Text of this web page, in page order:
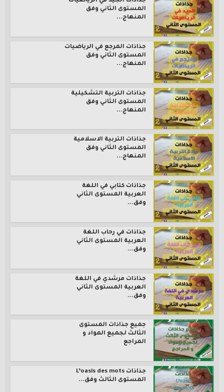
المستوى الثاني وفق
المنهاج...
جذاذات المرجع في الرياضيات
المستوى الثاني وفق
المنهاج...
جذاذات التربية التشكيلية
المستوى الثاني وفق
المنهاج...
جذاذات التربية الاسلامية
المستوى الثاني وفق
المنهاج...
جذاذات كتابي في اللغة
العربية المستوى الثاني
وفق...
جذاذات في رحاب اللغة
العربية المستوى الثاني
وفق...
جذاذات مرشدي في اللغة
العربية المستوى الثاني
وفق...
جميع جذاذات المستوى
الثالث لجميع المواد و
المراجع
جذاذات L’oasis des mots
المستوى الثالث وفق...